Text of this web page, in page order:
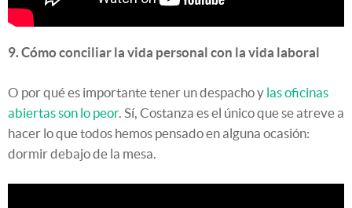
9. Cómo conciliar la vida personal con la vida laboral
O por qué es importante tener un despacho y las oficinas
abiertas son lo peor. Sí, Costanza es el único que se atreve a
hacer lo que todos hemos pensado en alguna ocasión:
dormir debajo de la mesa.